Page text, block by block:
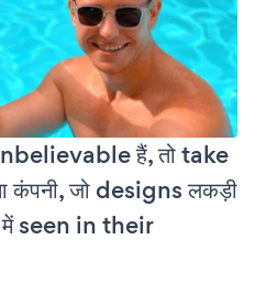
हैं, तो take
कंपनी, जो designs लकड़ी
में seen in their